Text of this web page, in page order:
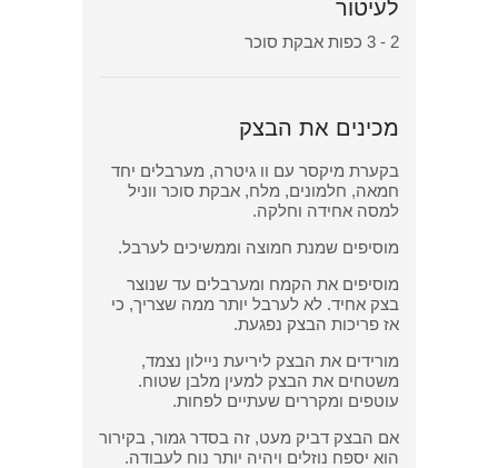
לעיטור
2 - 3 כפות אבקת סוכר
מכינים את הבצק
בקערת מיקסר עם וו גיטרה, מערבלים יחד
חמאה, חלמונים, מלח, אבקת סוכר ווניל
למסה אחידה וחלקה.
מוסיפים שמנת חמוצה וממשיכים לערבל.
מוסיפים את הקמח ומערבלים עד שנוצר
בצק אחיד. לא לערבל יותר ממה שצריך, כי
אז פריכות הבצק נפגעת.
מורידים את הבצק ליריעת ניילון נצמד,
משטחים את הבצק למעין מלבן שטוח.
עוטפים ומקררים שעתיים לפחות.
אם הבצק דביק מעט, זה בסדר גמור, בקירור
הוא יספח נוזלים ויהיה יותר נוח לעבודה.